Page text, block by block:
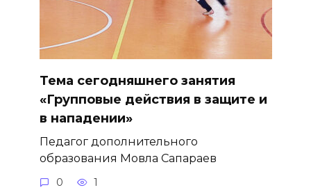
Тема сегодняшнего занятия
«Групповые действия в защите и
в нападении»
Педагог дополнительного
образования Мовла Сапараев
0 1